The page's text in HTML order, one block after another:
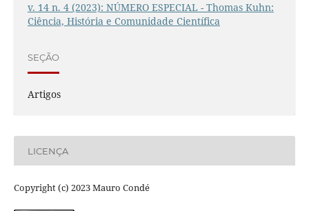
v. 14 n. 4 (2023): NÚMERO ESPECIAL - Thomas Kuhn:
Ciência, História e Comunidade Científica
SEÇÃO
Artigos
LICENÇA
Copyright (c) 2023 Mauro Condé